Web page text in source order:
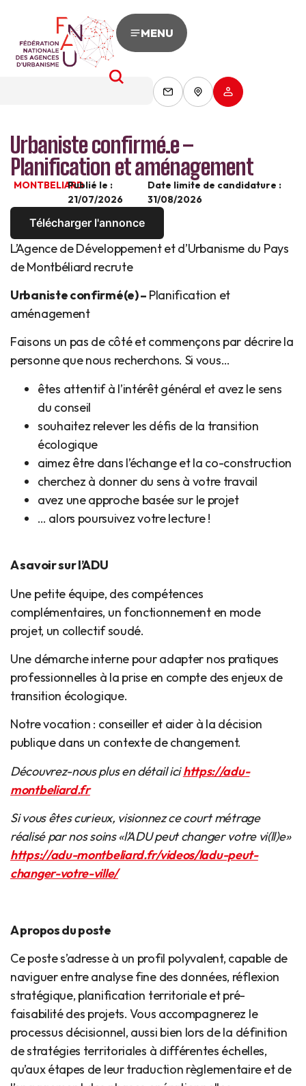
MENU
Urbaniste confirmé.e –
Planification et aménagement
MONTBELIARDPublié le :
21/07/2026
Date limite de candidature :
31/08/2026
Télécharger l'annonce
L’Agence de Développement et d’Urbanisme du Pays
de Montbéliard recrute
Urbaniste confirmé(e) – Planification et
aménagement
Faisons un pas de côté et commençons par décrire la
personne que nous recherchons. Si vous…
êtes attentif à l’intérêt général et avez le sens
du conseil
souhaitez relever les défis de la transition
écologique
aimez être dans l’échange et la co-construction
cherchez à donner du sens à votre travail
avez une approche basée sur le projet
… alors poursuivez votre lecture !
A savoir sur l’ADU
Une petite équipe, des compétences
complémentaires, un fonctionnement en mode
projet, un collectif soudé.
Une démarche interne pour adapter nos pratiques
professionnelles à la prise en compte des enjeux de
transition écologique.
Notre vocation : conseiller et aider à la décision
publique dans un contexte de changement.
Découvrez-nous plus en détail icihttps://adu-
montbeliard.fr
Si vous êtes curieux, visionnez ce court métrage
réalisé par nos soins «l’ADU peut changer votre vi(ll)e»
https://adu-montbeliard.fr/videos/ladu-peut-
changer-votre-ville/
A propos du poste
Ce poste s’adresse à un profil polyvalent, capable de
naviguer entre analyse fine des données, réflexion
stratégique, planification territoriale et pré-
faisabilité des projets. Vous accompagnerez le
processus décisionnel, aussi bien lors de la définition
de stratégies territoriales à différentes échelles,
qu’aux étapes de leur traduction règlementaire et de